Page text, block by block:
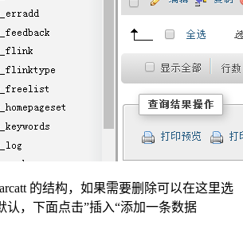
的结构，如果需要删除可以在这里选
认，下面点击”插入“添加一条数据